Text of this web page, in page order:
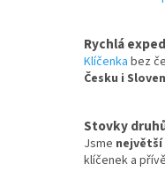
Rychlá
Klíčenka bez
Česku i
Stovky
Jsme
klíčenek a